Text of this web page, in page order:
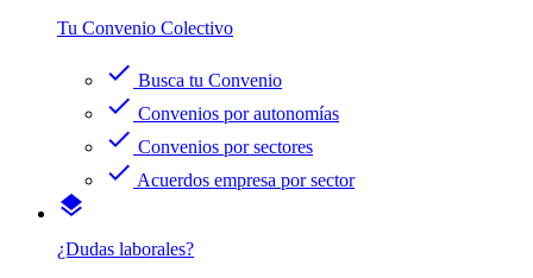
Tu Convenio Colectivo
check Busca tu Convenio
check Convenios por autonomías
check Convenios por sectores
check Acuerdos empresa por sector
layers
¿Dudas laborales?